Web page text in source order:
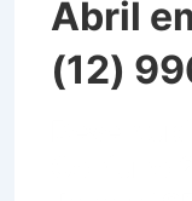
Abril
(12)